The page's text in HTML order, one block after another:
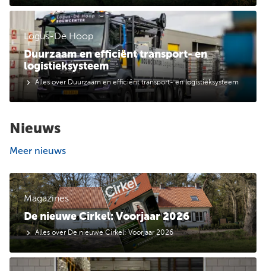
Duurzaam en efficiënt transport- en
logistieksysteem
Logus-De Hoop
Alles over Duurzaam en efficiënt transport- en logistieksysteem
Nieuws
Meer nieuws
De nieuwe Cirkel: Voorjaar 2026
Magazines
Alles over De nieuwe Cirkel: Voorjaar 2026